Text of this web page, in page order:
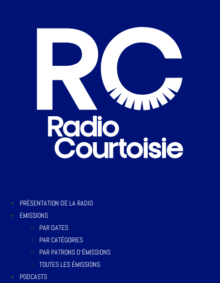
PRÉSENTATION DE LA RADIO
EMISSIONS
PAR DATES
PAR CATÉGORIES
PAR PATRONS D’ÉMISSIONS
TOUTES LES ÉMISSIONS
PODCASTS